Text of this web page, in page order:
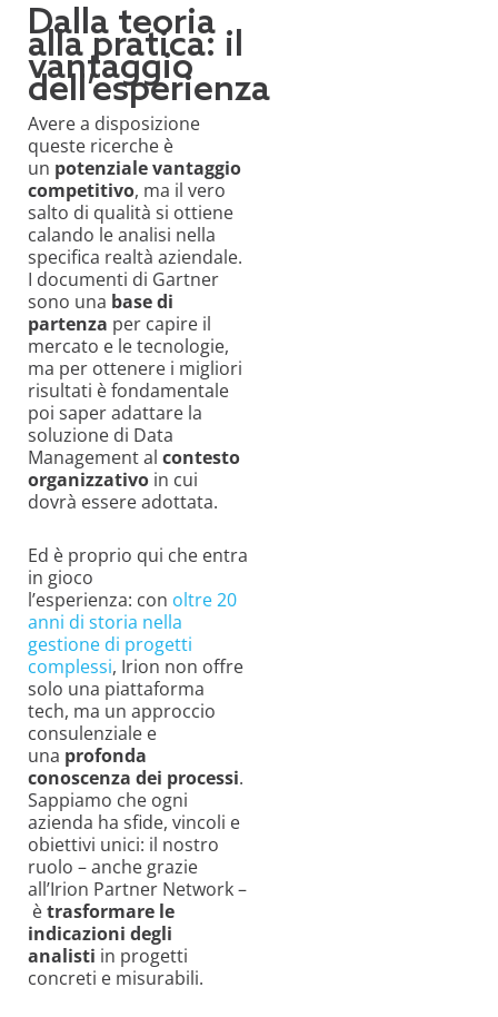
Dalla teoria
alla pratica: il
vantaggio
dell’esperienza
Avere a disposizione
queste ricerche è
un potenziale vantaggio
competitivo, ma il vero
salto di qualità si ottiene
calando le analisi nella
specifica realtà aziendale.
I documenti di Gartner
sono una base di
partenza per capire il
mercato e le tecnologie,
ma per ottenere i migliori
risultati è fondamentale
poi saper adattare la
soluzione di Data
Management al contesto
organizzativo in cui
dovrà essere adottata.
Ed è proprio qui che entra
in gioco
l’esperienza: con oltre 20
anni di storia nella
gestione di progetti
complessi, Irion non offre
solo una piattaforma
tech, ma un approccio
consulenziale e
una profonda
conoscenza dei processi.
Sappiamo che ogni
azienda ha sfide, vincoli e
obiettivi unici: il nostro
ruolo – anche grazie
all’Irion Partner Network –
ètrasformare le
indicazioni degli
analisti in progetti
concreti e misurabili.